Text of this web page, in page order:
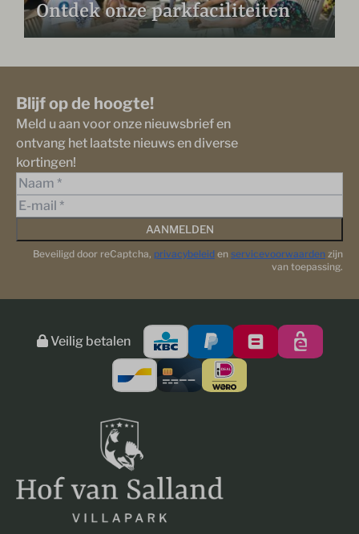
Ontdek onze parkfaciliteiten
Blijf op de hoogte!
Meld u aan voor onze nieuwsbrief en
ontvang het laatste nieuws en diverse
kortingen!
AANMELDEN
Beveiligd door reCaptcha, privacybeleid en servicevoorwaarden zijn
van toepassing.
Veilig betalen